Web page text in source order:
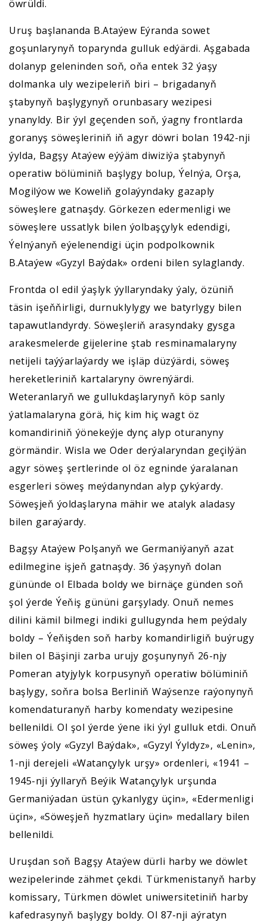
öwrüldi.
Uruş başlananda B.Ataýew Eýranda sowet
goşunlarynyň toparynda gulluk edýärdi. Aşgabada
dolanyp geleninden soň, oňa entek 32 ýaşy
dolmanka uly wezipeleriň biri – brigadanyň
ştabynyň başlygynyň orunbasary wezipesi
ynanyldy. Bir ýyl geçenden soň, ýagny frontlarda
goranyş söweşleriniň iň agyr döwri bolan 1942-nji
ýylda, Bagşy Ataýew eýýäm diwiziýa ştabynyň
operatiw bölüminiň başlygy bolup, Ýelnýa, Orşa,
Mogilýow we Koweliň golaýyndaky gazaply
söweşlere gatnaşdy. Görkezen edermenligi we
söweşlere ussatlyk bilen ýolbaşçylyk edendigi,
Ýelnýanyň eýelenendigi üçin podpolkownik
B.Ataýew «Gyzyl Baýdak» ordeni bilen sylaglandy.
Frontda ol edil ýaşlyk ýyllaryndaky ýaly, özüniň
täsin işeňňirligi, durnuklylygy we batyrlygy bilen
tapawutlandyrdy. Söweşleriň arasyndaky gysga
arakesmelerde gijelerine ştab resminamalaryny
netijeli taýýarlaýardy we işläp düzýärdi, söweş
hereketleriniň kartalaryny öwrenýärdi.
Weteranlaryň we gullukdaşlarynyň köp sanly
ýatlamalaryna görä, hiç kim hiç wagt öz
komandiriniň ýönekeýje dynç alyp oturanyny
görmändir. Wisla we Oder derýalaryndan geçilýän
agyr söweş şertlerinde ol öz egninde ýaralanan
esgerleri söweş meýdanyndan alyp çykýardy.
Söweşjeň ýoldaşlaryna mähir we atalyk aladasy
bilen garaýardy.
Bagşy Ataýew Polşanyň we Germaniýanyň azat
edilmegine işjeň gatnaşdy. 36 ýaşynyň dolan
gününde ol Elbada boldy we birnäçe günden soň
şol ýerde Ýeňiş gününi garşylady. Onuň nemes
dilini kämil bilmegi indiki gullugynda hem peýdaly
boldy – Ýeňişden soň harby komandirligiň buýrugy
bilen ol Bäşinji zarba urujy goşunynyň 26-njy
Pomeran atyjylyk korpusynyň operatiw bölüminiň
başlygy, soňra bolsa Berliniň Waýsenze raýonynyň
komendaturanyň harby komendaty wezipesine
bellenildi. Ol şol ýerde ýene iki ýyl gulluk etdi. Onuň
söweş ýoly «Gyzyl Baýdak», «Gyzyl Ýyldyz», «Lenin»,
1-nji derejeli «Watançylyk urşy» ordenleri, «1941 –
1945-nji ýyllaryň Beýik Watançylyk urşunda
Germaniýadan üstün çykanlygy üçin», «Edermenligi
üçin», «Söweşjeň hyzmatlary üçin» medallary bilen
bellenildi.
Uruşdan soň Bagşy Ataýew dürli harby we döwlet
wezipelerinde zähmet çekdi. Türkmenistanyň harby
komissary, Türkmen döwlet uniwersitetiniň harby
kafedrasynyň başlygy boldy. Ol 87-nji aýratyn